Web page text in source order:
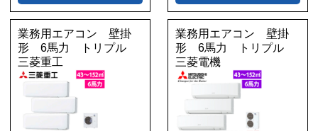
業務用エアコン 壁掛
形 6馬力 トリプル
三菱重工
業務用エアコン 壁掛
形 6馬力 トリプル
三菱電機